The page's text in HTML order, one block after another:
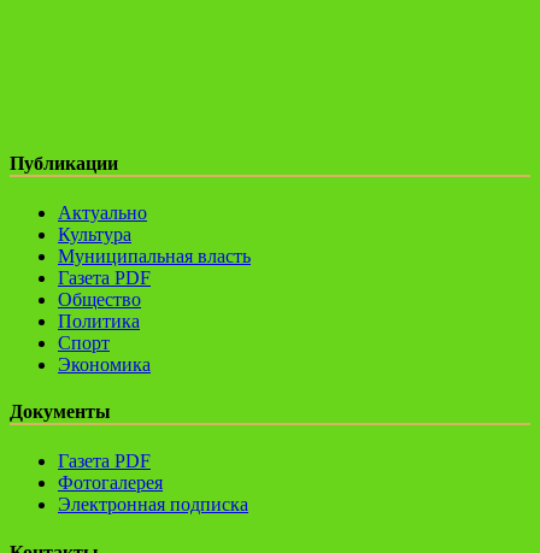
Публикации
Актуально
Культура
Муниципальная власть
Газета PDF
Общество
Политика
Спорт
Экономика
Документы
Газета PDF
Фотогалерея
Электронная подписка